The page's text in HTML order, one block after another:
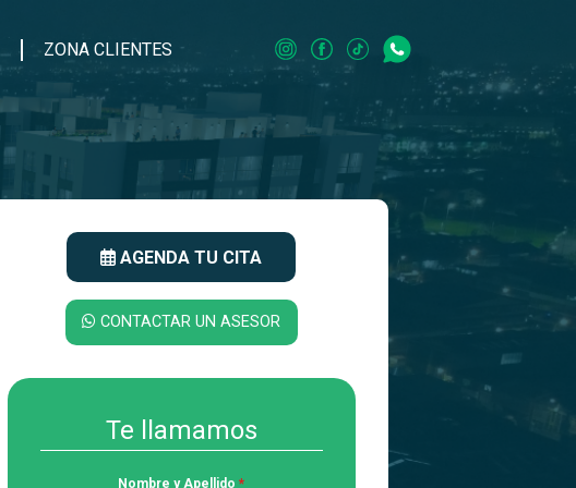
ZONA CLIENTES
AGENDA TU CITA
CONTACTAR UN ASESOR
Te llamamos
Nombre y Apellido*